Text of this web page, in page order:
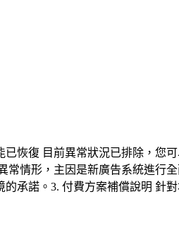
恢復 目前異常狀況已排除，您
常情形，主因是新廣告系統進行
承諾。3. 付費方案補償說明 針